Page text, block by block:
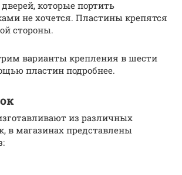
которые портить
не хочется. Пластины крепятся
стороны.
варианты крепления в шести
пластин подробнее.
из различных
в магазинах представлены